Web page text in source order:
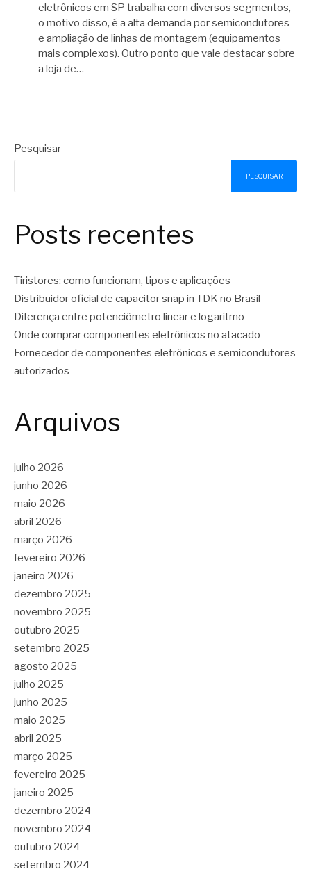
eletrônicos em SP trabalha com diversos segmentos,
o motivo disso, é a alta demanda por semicondutores
e ampliação de linhas de montagem (equipamentos
mais complexos). Outro ponto que vale destacar sobre
a loja de…
Pesquisar
PESQUISAR
Posts recentes
Tiristores: como funcionam, tipos e aplicações
Distribuidor oficial de capacitor snap in TDK no Brasil
Diferença entre potenciômetro linear e logaritmo
Onde comprar componentes eletrônicos no atacado
Fornecedor de componentes eletrônicos e semicondutores
autorizados
Arquivos
julho 2026
junho 2026
maio 2026
abril 2026
março 2026
fevereiro 2026
janeiro 2026
dezembro 2025
novembro 2025
outubro 2025
setembro 2025
agosto 2025
julho 2025
junho 2025
maio 2025
abril 2025
março 2025
fevereiro 2025
janeiro 2025
dezembro 2024
novembro 2024
outubro 2024
setembro 2024